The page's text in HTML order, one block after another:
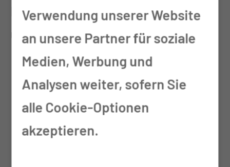
Pflegeansatz, um Ihre Gesundheit
und Ihr Wohlbefinden zu fördern.
24-Stunden Grundversorgung
und Betreuung
Abwechslungsreiche,
individuelle Speisen- und
Verwendung unserer Website
an unsere Partner für soziale
Medien, Werbung und
Analysen weiter, sofern Sie
alle Cookie-Optionen
akzeptieren.